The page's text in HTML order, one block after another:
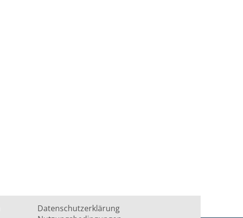
Datenschutzerklärung